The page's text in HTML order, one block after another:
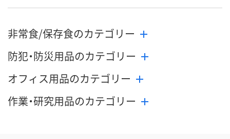
非常食/保存食のカテゴリー
防犯・防災用品のカテゴリー
オフィス用品のカテゴリー
作業・研究用品のカテゴリー